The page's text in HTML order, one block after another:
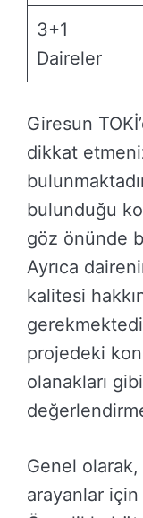
3+1
Daireler
Giresun
dikkat
bulunduğu
göz önünde
Ayrıca
kalitesi
projedeki
olanakları
Genel olarak,
arayanlar